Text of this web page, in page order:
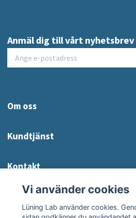
Anmäl dig till vårt nyhetsbrev
Om oss
Kundtjänst
Kontakt
Sociala medier
Vi använder cookies
Lüning Lab använder cookies.